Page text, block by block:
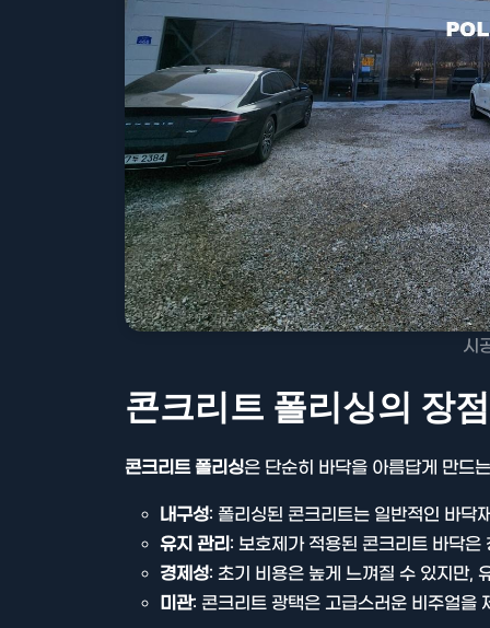
시
콘크리트 폴리싱의 장점
콘크리트 폴리싱은 단순히 바닥을 아름답게 만드
내구성: 폴리싱된 콘크리트는 일반적인 바닥
유지 관리 : 보호제가 적용된 콘크리트 바닥
경제성: 초기 비용은 높게 느껴질 수 있지만,
미관: 콘크리트 광택은 고급스러운 비주얼을